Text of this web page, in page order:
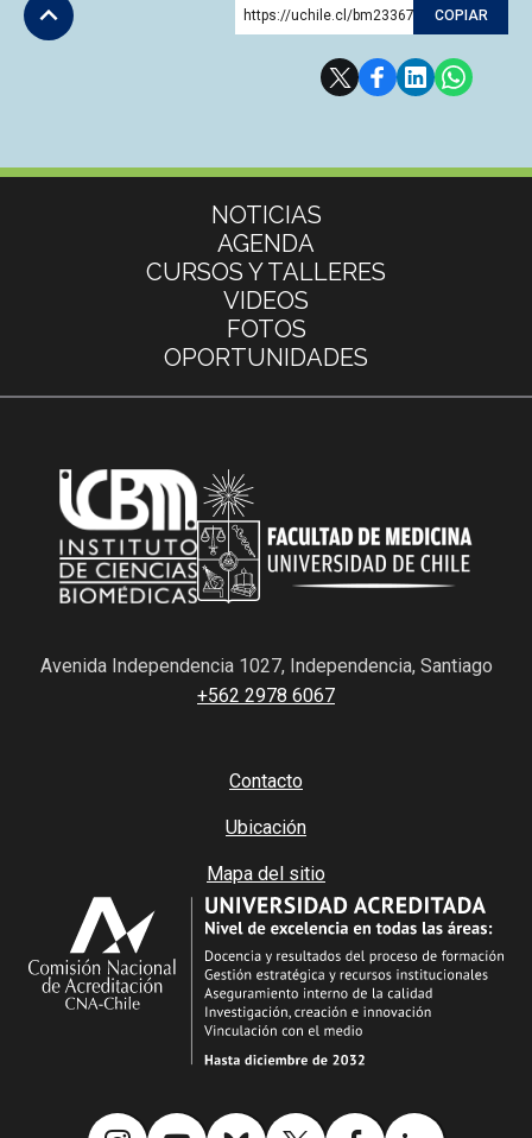
https://uchile.cl/bm233676 COPIAR
NOTICIAS
AGENDA
CURSOS Y TALLERES
VIDEOS
FOTOS
OPORTUNIDADES
Avenida Independencia 1027, Independencia, Santiago
+562 2978 6067
Contacto
Ubicación
Mapa del sitio